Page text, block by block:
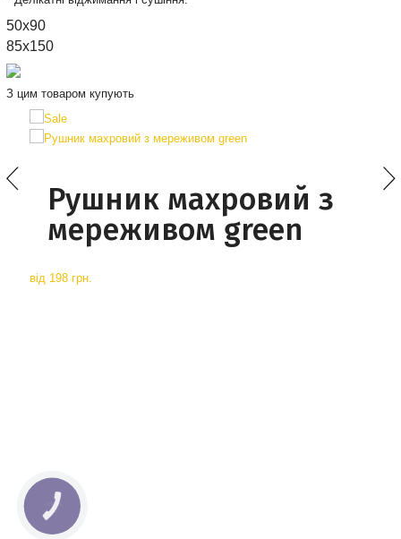
50x90
85x150
З цим товаром купують
Рушник махровий з
мереживом green
від 198 грн.
КНОПКА
СВЯЗИ